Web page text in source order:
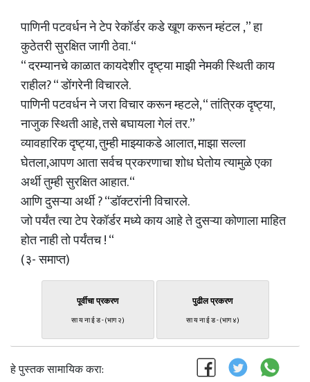
पाणिनी पटवर्धन ने टेप रेकॉर्डर कडे खूण करून म्हंटल ,” हा
कुठेतरी सुरक्षित जागी ठेवा. “
“ दरम्यानचे काळात कायदेशीर दृष्ट्या माझी नेमकी स्थिती काय
राहील? “ डोंगरेनी विचारले.
पाणिनी पटवर्धन ने जरा विचार करून म्हटले, “ तांत्रिक दृष्ट्या,
नाजुक स्थिती आहे, तसे बघायला गेलं तर.”
व्यावहारिक दृष्ट्या, तुम्ही माझ्याकडे आलात, माझा सल्ला
घेतला,आपण आता सर्वच प्रकरणाचा शोध घेतोय त्यामुळे एका
अर्थी तुम्ही सुरक्षित आहात. “
आणि दुसऱ्या अर्थी ? “डॉक्टरांनी विचारले.
जो पर्यंत त्या टेप रेकॉर्डर मध्ये काय आहे ते दुसऱ्या कोणाला माहित
होत नाही तो पर्यंतच ! “
(३- समाप्त)
पूर्वीचा प्रकरण
सा य ना ई ड - (भाग २)
पुढील प्रकरण
सा य ना ई ड - (भाग ४)
हे पुस्तक सामायिक करा: